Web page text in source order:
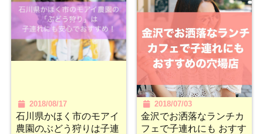
2018/08/17
石川県かほく市のモアイ
農園のぶどう狩りは子連
2018/07/03
金沢でお洒落なランチカ
フェで子連れにも おすす